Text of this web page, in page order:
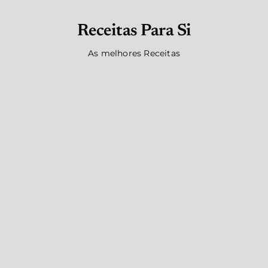
Receitas Para Si
As melhores Receitas